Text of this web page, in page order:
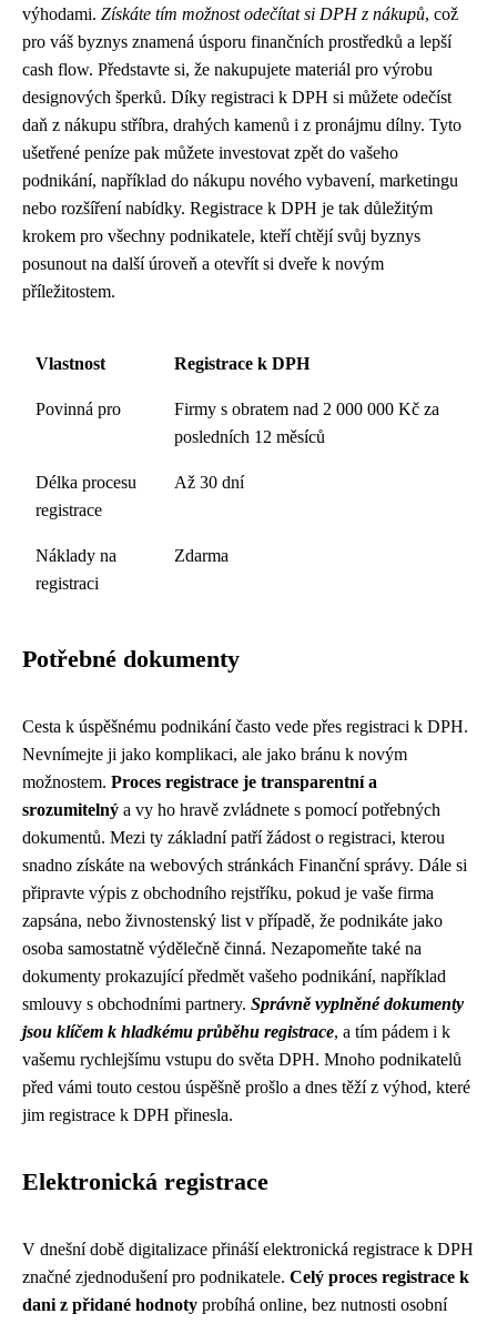
výhodami. Získáte tím možnost odečítat si DPH z nákupů, což
pro váš byznys znamená úsporu finančních prostředků a lepší
cash flow. Představte si, že nakupujete materiál pro výrobu
designových šperků. Díky registraci k DPH si můžete odečíst
daň z nákupu stříbra, drahých kamenů i z pronájmu dílny. Tyto
ušetřené peníze pak můžete investovat zpět do vašeho
podnikání, například do nákupu nového vybavení, marketingu
nebo rozšíření nabídky. Registrace k DPH je tak důležitým
krokem pro všechny podnikatele, kteří chtějí svůj byznys
posunout na další úroveň a otevřít si dveře k novým
příležitostem.
Vlastnost Registrace k DPH
Povinná pro
Firmy s obratem nad 2 000 000 Kč za
posledních 12 měsíců
Délka procesu
registrace
Až 30 dní
Náklady na
registraci
Zdarma
Potřebné dokumenty
Cesta k úspěšnému podnikání často vede přes registraci k DPH.
Nevnímejte ji jako komplikaci, ale jako bránu k novým
možnostem. Proces registrace je transparentní a
srozumitelný a vy ho hravě zvládnete s pomocí potřebných
dokumentů. Mezi ty základní patří žádost o registraci, kterou
snadno získáte na webových stránkách Finanční správy. Dále si
připravte výpis z obchodního rejstříku, pokud je vaše firma
zapsána, nebo živnostenský list v případě, že podnikáte jako
osoba samostatně výdělečně činná. Nezapomeňte také na
dokumenty prokazující předmět vašeho podnikání, například
smlouvy s obchodními partnery. Správně vyplněné dokumenty
jsou klíčem k hladkému průběhu registrace, a tím pádem i k
vašemu rychlejšímu vstupu do světa DPH. Mnoho podnikatelů
před vámi touto cestou úspěšně prošlo a dnes těží z výhod, které
jim registrace k DPH přinesla.
Elektronická registrace
V dnešní době digitalizace přináší elektronická registrace k DPH
značné zjednodušení pro podnikatele. Celý proces registrace k
dani z přidané hodnoty probíhá online, bez nutnosti osobní